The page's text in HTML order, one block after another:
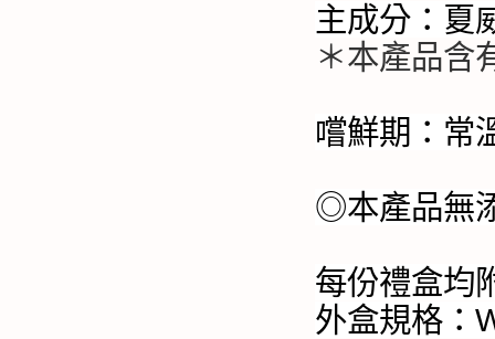
主成分：夏
＊本產品含
嚐鮮期：常
◎本產品無
每份禮盒均
外盒規格：